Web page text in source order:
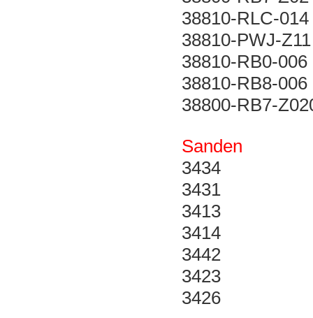
38810-RLC-014
38810-PWJ-Z11
38810-RB0-006
38810-RB8-006
38800-RB7-
Sanden
3434
3431
3413
3414
3442
3423
3426